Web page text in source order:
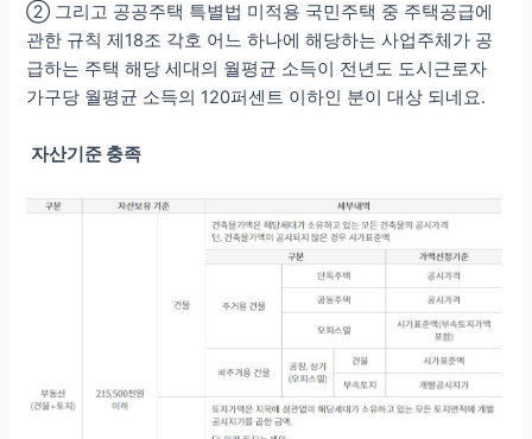
② 그리고 공공주택 특별법 미적용 국민주택 중 주택공급에
관한 규칙 제18조 각호 어느 하나에 해당하는 사업주체가 공
급하는 주택 해당 세대의 월평균 소득이 전년도 도시근로자
가구당 월평균 소득의 120퍼센트 이하인 분이 대상 되네요.
자산기준 충족